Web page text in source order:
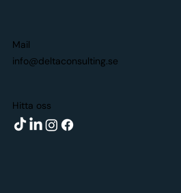
Mail
info@deltaconsulting.se
Hitta oss